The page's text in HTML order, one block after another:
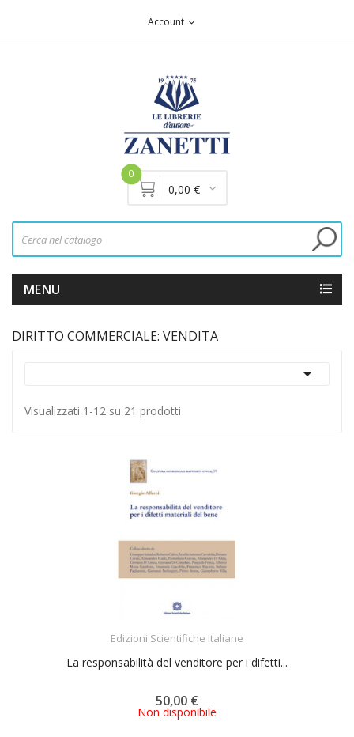
Account expand_more
0
0,00 €
MENU
DIRITTO COMMERCIALE: VENDITA

Visualizzati 1-12 su 21 prodotti
Edizioni Scientifiche Italiane
La responsabilità del venditore per i difetti...
50,00 €
Non disponibile